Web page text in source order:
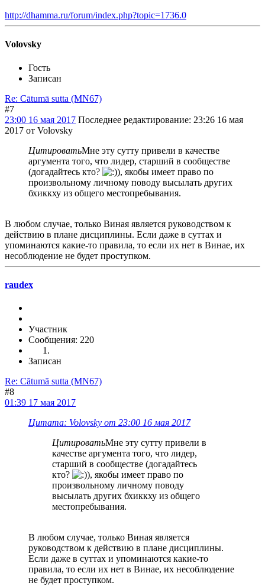
http://dhamma.ru/forum/index.php?topic=1736.0
Volovsky
Гость
Записан
Re: Cātumā sutta (MN67)
#7
23:00 16 мая 2017 Последнее редактирование: 23:26 16 мая
2017 от Volovsky
ЦитироватьМне эту сутту привели в качестве
аргумента того, что лидер, старший в сообществе
(догадайтесь кто?
), якобы имеет право по
произвольному личному поводу высылать других
бхиккху из общего местопребывания.
В любом случае, только Виная является руководством к
действию в плане дисциплины. Если даже в суттах и
упоминаются какие-то правила, то если их нет в Винае, их
несоблюдение не будет проступком.
raudex
Участник
Сообщения: 220
Записан
Re: Cātumā sutta (MN67)
#8
01:39 17 мая 2017
Цитата: Volovsky от 23:00 16 мая 2017
ЦитироватьМне эту сутту привели в
качестве аргумента того, что лидер,
старший в сообществе (догадайтесь
кто?
), якобы имеет право по
произвольному личному поводу
высылать других бхиккху из общего
местопребывания.
В любом случае, только Виная является
руководством к действию в плане дисциплины.
Если даже в суттах и упоминаются какие-то
правила, то если их нет в Винае, их несоблюдение
не будет проступком.